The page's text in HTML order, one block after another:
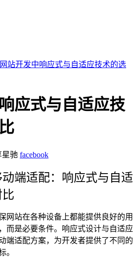
网站开发中响应式与自适应技术的选
应式与自适应技
星驰 facebook
端适配：响应式与自适
网站在各种设备上都能提供良好的用
而是必要条件。响应式设计与自适应
端适配方案，为开发者提供了不同的
。